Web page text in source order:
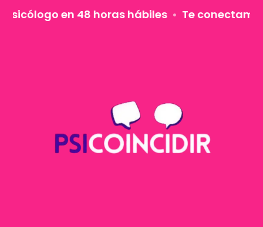
en 48 horas hábiles • Te conectamos con un